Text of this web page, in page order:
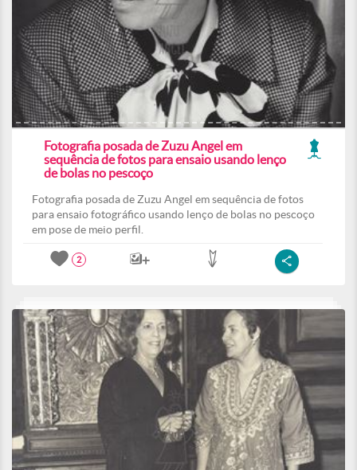
Fotografia posada de Zuzu Angel em
sequência de fotos para ensaio usando lenço
de bolas no pescoço
Fotografia posada de Zuzu Angel em sequência de fotos
para ensaio fotográfico usando lenço de bolas no pescoço
em pose de meio perfil.
2